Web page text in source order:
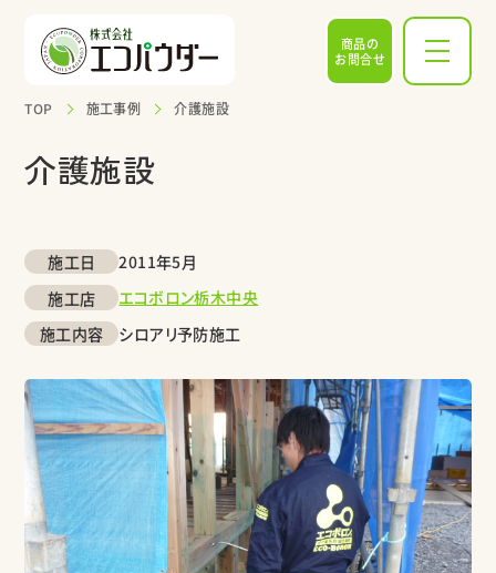
商品の
お問合せ
TOP 施工事例 介護施設
介護施設
施工日
2011年5月
施工店
エコボロン栃木中央
施工内容
シロアリ予防施工